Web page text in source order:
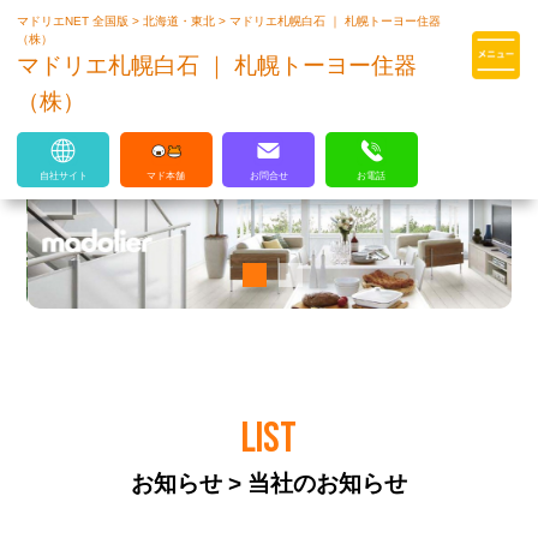
マドリエはLIXILの厳しい基準を
マドリエNET 全国版>北海道・東北>マドリエ札幌白石 ｜ 札幌トーヨー住器
（株）
マドリエ札幌白石 ｜ 札幌トーヨー住器
（株）
自社サイト マド本舗 お問合せ お電話
LIST
お知らせ > 当社のお知らせ